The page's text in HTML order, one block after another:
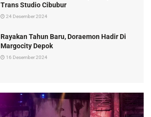
Trans Studio Cibubur
24 Desember 2024
Rayakan Tahun Baru, Doraemon Hadir Di
Margocity Depok
16 Desember 2024